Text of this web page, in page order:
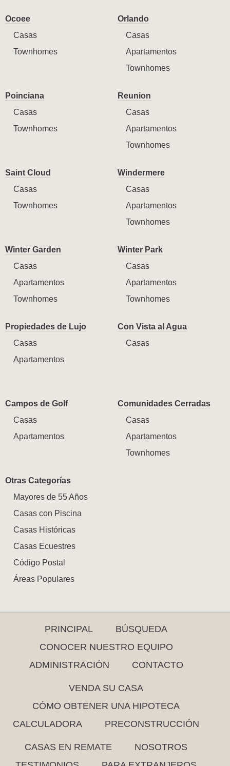
Ocoee
Casas
Townhomes
Orlando
Casas
Apartamentos
Townhomes
Poinciana
Casas
Townhomes
Reunion
Casas
Apartamentos
Townhomes
Saint Cloud
Casas
Townhomes
Windermere
Casas
Apartamentos
Townhomes
Winter Garden
Casas
Apartamentos
Townhomes
Winter Park
Casas
Apartamentos
Townhomes
Propiedades de Lujo
Casas
Apartamentos
Con Vista al Agua
Casas
Campos de Golf
Casas
Apartamentos
Comunidades Cerradas
Casas
Apartamentos
Townhomes
Otras Categorías
Mayores de 55 Años
Casas con Piscina
Casas Históricas
Casas Ecuestres
Código Postal
Áreas Populares
PRINCIPAL
BÚSQUEDA
CONOCER NUESTRO EQUIPO
ADMINISTRACIÓN
CONTACTO
VENDA SU CASA
CÓMO OBTENER UNA HIPOTECA
CALCULADORA
PRECONSTRUCCIÓN
CASAS EN REMATE
NOSOTROS